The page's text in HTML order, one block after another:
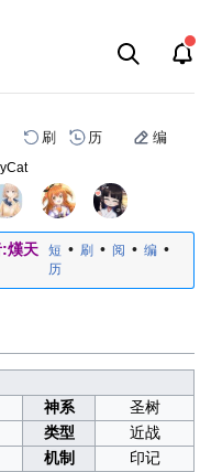
刷 历 编
熯天
短 • 刷 • 阅 • 编 •
历
神系
圣树
类型
近战
机制
印记